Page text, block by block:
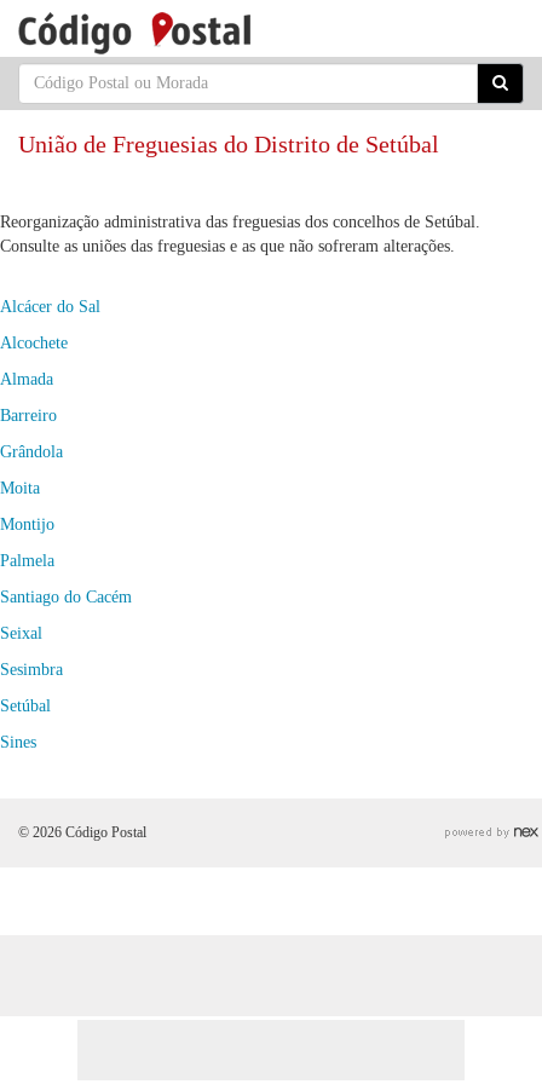
União de Freguesias do Distrito de Setúbal
Reorganização administrativa das freguesias dos concelhos de Setúbal.
Consulte as uniões das freguesias e as que não sofreram alterações.
Alcácer do Sal
Alcochete
Almada
Barreiro
Grândola
Moita
Montijo
Palmela
Santiago do Cacém
Seixal
Sesimbra
Setúbal
Sines
© 2026 Código Postal